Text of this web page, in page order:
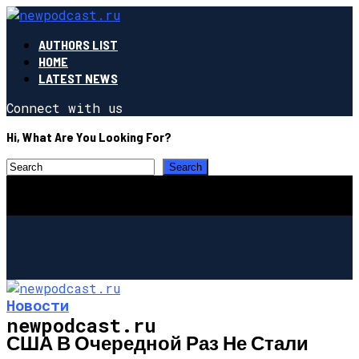
AUTHORS LIST
HOME
LATEST NEWS
Connect with us
Hi, What Are You Looking For?
newpodcast.ru
Новости
США В Очередной Раз Не Стали